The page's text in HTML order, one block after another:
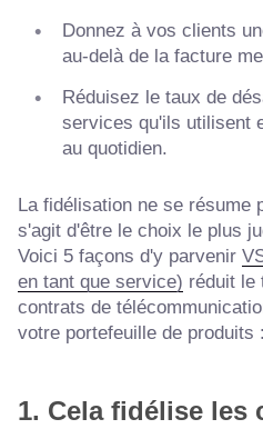
Donnez à vos clients
au-delà de la facture
Réduisez le taux de
services qu'ils utilisent
au quotidien.
La fidélisation ne se résume
s'agit d'être le choix le plus
Voici 5 façons d'y parvenir
en tant que service) réduit le
contrats de
votre portefeuille de produits :
1. Cela fidélise les